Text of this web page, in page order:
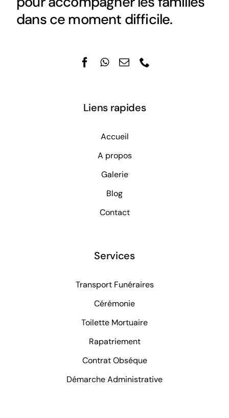
dans ce moment difficile.
Liens rapides
Accueil
A propos
Galerie
Blog
Contact
Services
Transport Funéraires
Cérémonie
Toilette Mortuaire
Rapatriement
Contrat Obséque
Démarche Administrative